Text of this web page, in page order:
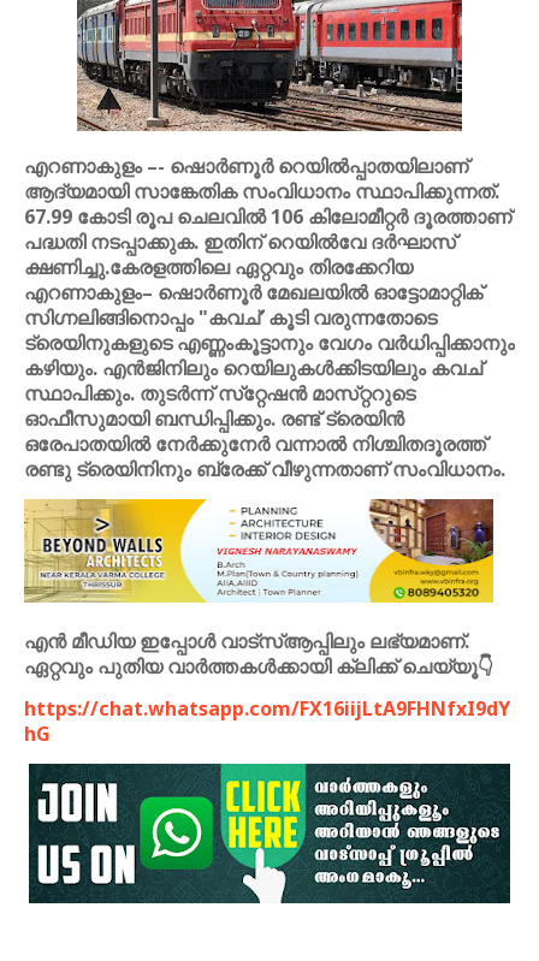
എറണാകുളം –- ഷൊർണൂർ റെയിൽപ്പാതയിലാണ്‌
ആദ്യമായി സാങ്കേതിക സംവിധാനം സ്ഥാപിക്കുന്നത്‌.
67.99 കോടി രൂപ ചെലവിൽ 106 കിലോമീറ്റർ ദൂരത്താണ്‌
പദ്ധതി നടപ്പാക്കുക. ഇതിന്‌ റെയിൽവേ ദർഘാസ്‌
ക്ഷണിച്ചു.കേരളത്തിലെ ഏറ്റവും തിരക്കേറിയ
എറണാകുളം– ഷൊർണൂർ മേഖലയിൽ ഓട്ടോമാറ്റിക്
സിഗ്നലിങ്ങിനൊപ്പം "കവച്’ കൂടി വരുന്നതോടെ
ട്രെയിനുകളുടെ എണ്ണംകൂട്ടാനും വേഗം വർധിപ്പിക്കാനും
കഴിയും. എൻജിനിലും റെയിലുകൾക്കിടയിലും കവച്‌
സ്ഥാപിക്കും. തുടർന്ന്‌ സ്‌റ്റേഷൻ മാസ്‌റ്ററുടെ
ഓഫീസുമായി ബന്ധിപ്പിക്കും. രണ്ട് ട്രെയിൻ
ഒരേപാതയിൽ നേർക്കുനേർ വന്നാൽ നിശ്ചിതദൂരത്ത്‌
രണ്ടു ട്രെയിനിനും ബ്രേക്ക്‌ വീഴുന്നതാണ്‌ സംവിധാനം.
എൻ മീഡിയ ഇപ്പോൾ വാട്സ്ആപ്പിലും ലഭ്യമാണ്.
ഏറ്റവും പുതിയ വാർത്തകൾക്കായി ക്ലിക്ക് ചെയ്യൂ👇
https://chat.whatsapp.com/FX16iijLtA9FHNfxI9dY
hG